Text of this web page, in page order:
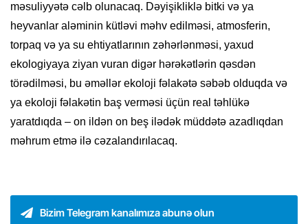
məsuliyyətə cəlb olunacaq. Dəyişikliklə bitki və ya
heyvanlar aləminin kütləvi məhv edilməsi, atmosferin,
torpaq və ya su ehtiyatlarının zəhərlənməsi, yaxud
ekologiyaya ziyan vuran digər hərəkətlərin qəsdən
törədilməsi, bu əməllər ekoloji fəlakətə səbəb olduqda və
ya ekoloji fəlakətin baş verməsi üçün real təhlükə
yaratdıqda – on ildən on beş ilədək müddətə azadlıqdan
məhrum etmə ilə cəzalandırılacaq.
Bizim Telegram kanalımıza abunə olun